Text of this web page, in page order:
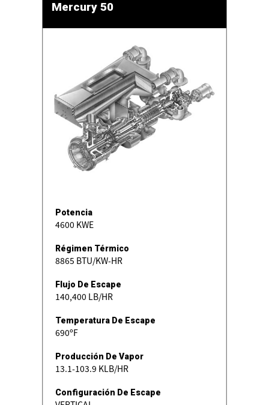
Mercury 50
Potencia
4600 KWE
Régimen Térmico
8865 BTU/KW-HR
Flujo De Escape
140,400 LB/HR
Temperatura De Escape
690ºF
Producción De Vapor
13.1-103.9 KLB/HR
Configuración De Escape